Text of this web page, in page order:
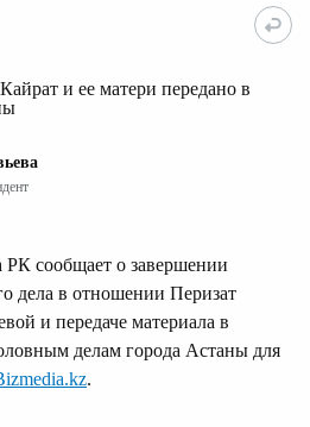
и ее матери передано в
РК сообщает о завершении
дела в отношении Перизат
и передаче материала в
делам города Астаны для
.